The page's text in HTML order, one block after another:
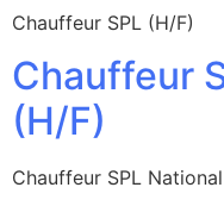
Chauffeur SPL (H/F)
Chauffeur
(H/F)
Chauffeur SPL